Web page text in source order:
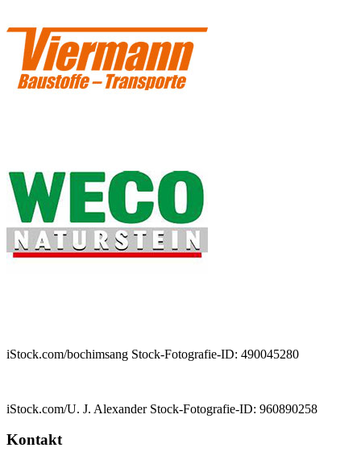
iStock.com/bochimsang Stock-Fotografie-ID: 490045280
iStock.com/U. J. Alexander Stock-Fotografie-ID: 960890258
Kontakt